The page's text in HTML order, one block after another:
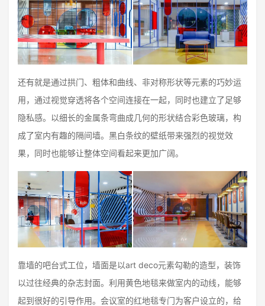
还有就是通过拱门、粗体和曲线、非对称形状等元素的巧妙运
用，通过视觉穿透将各个空间连接在一起，同时也建立了足够
隐私感。以细长的金属条弯曲成几何的形状结合彩色玻璃，构
成了室内有趣的隔间墙。黑白条纹的壁纸带来强烈的视觉效
果，同时也能够让整体空间看起来更加广阔。
靠墙的吧台式工位，墙面是以art deco元素勾勒的造型，装饰
以过往经典的杂志封面。利用黄色地毯来做室内的动线，能够
起到很好的引导作用。会议室的红地毯专门为客户设立的，给